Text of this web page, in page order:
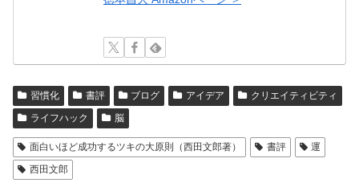
習慣化 書評 ブログ アイデア
クリエイティビティ
ライフハック
脳
面白いほど成功するツキの大原則（西田文郎著） 書評
運
西田文郎